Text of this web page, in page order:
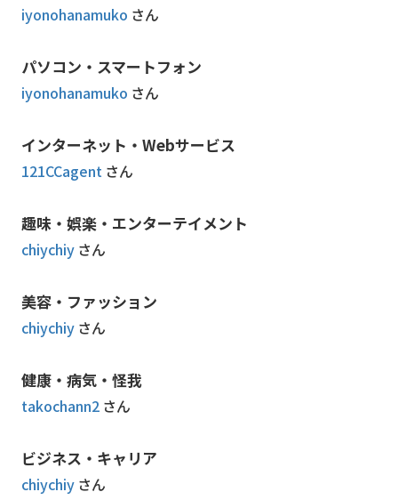
iyonohanamuko さん
パソコン・スマートフォン
iyonohanamuko さん
インターネット・Webサービス
121CCagent さん
趣味・娯楽・エンターテイメント
chiychiy さん
美容・ファッション
chiychiy さん
健康・病気・怪我
takochann2 さん
ビジネス・キャリア
chiychiy さん